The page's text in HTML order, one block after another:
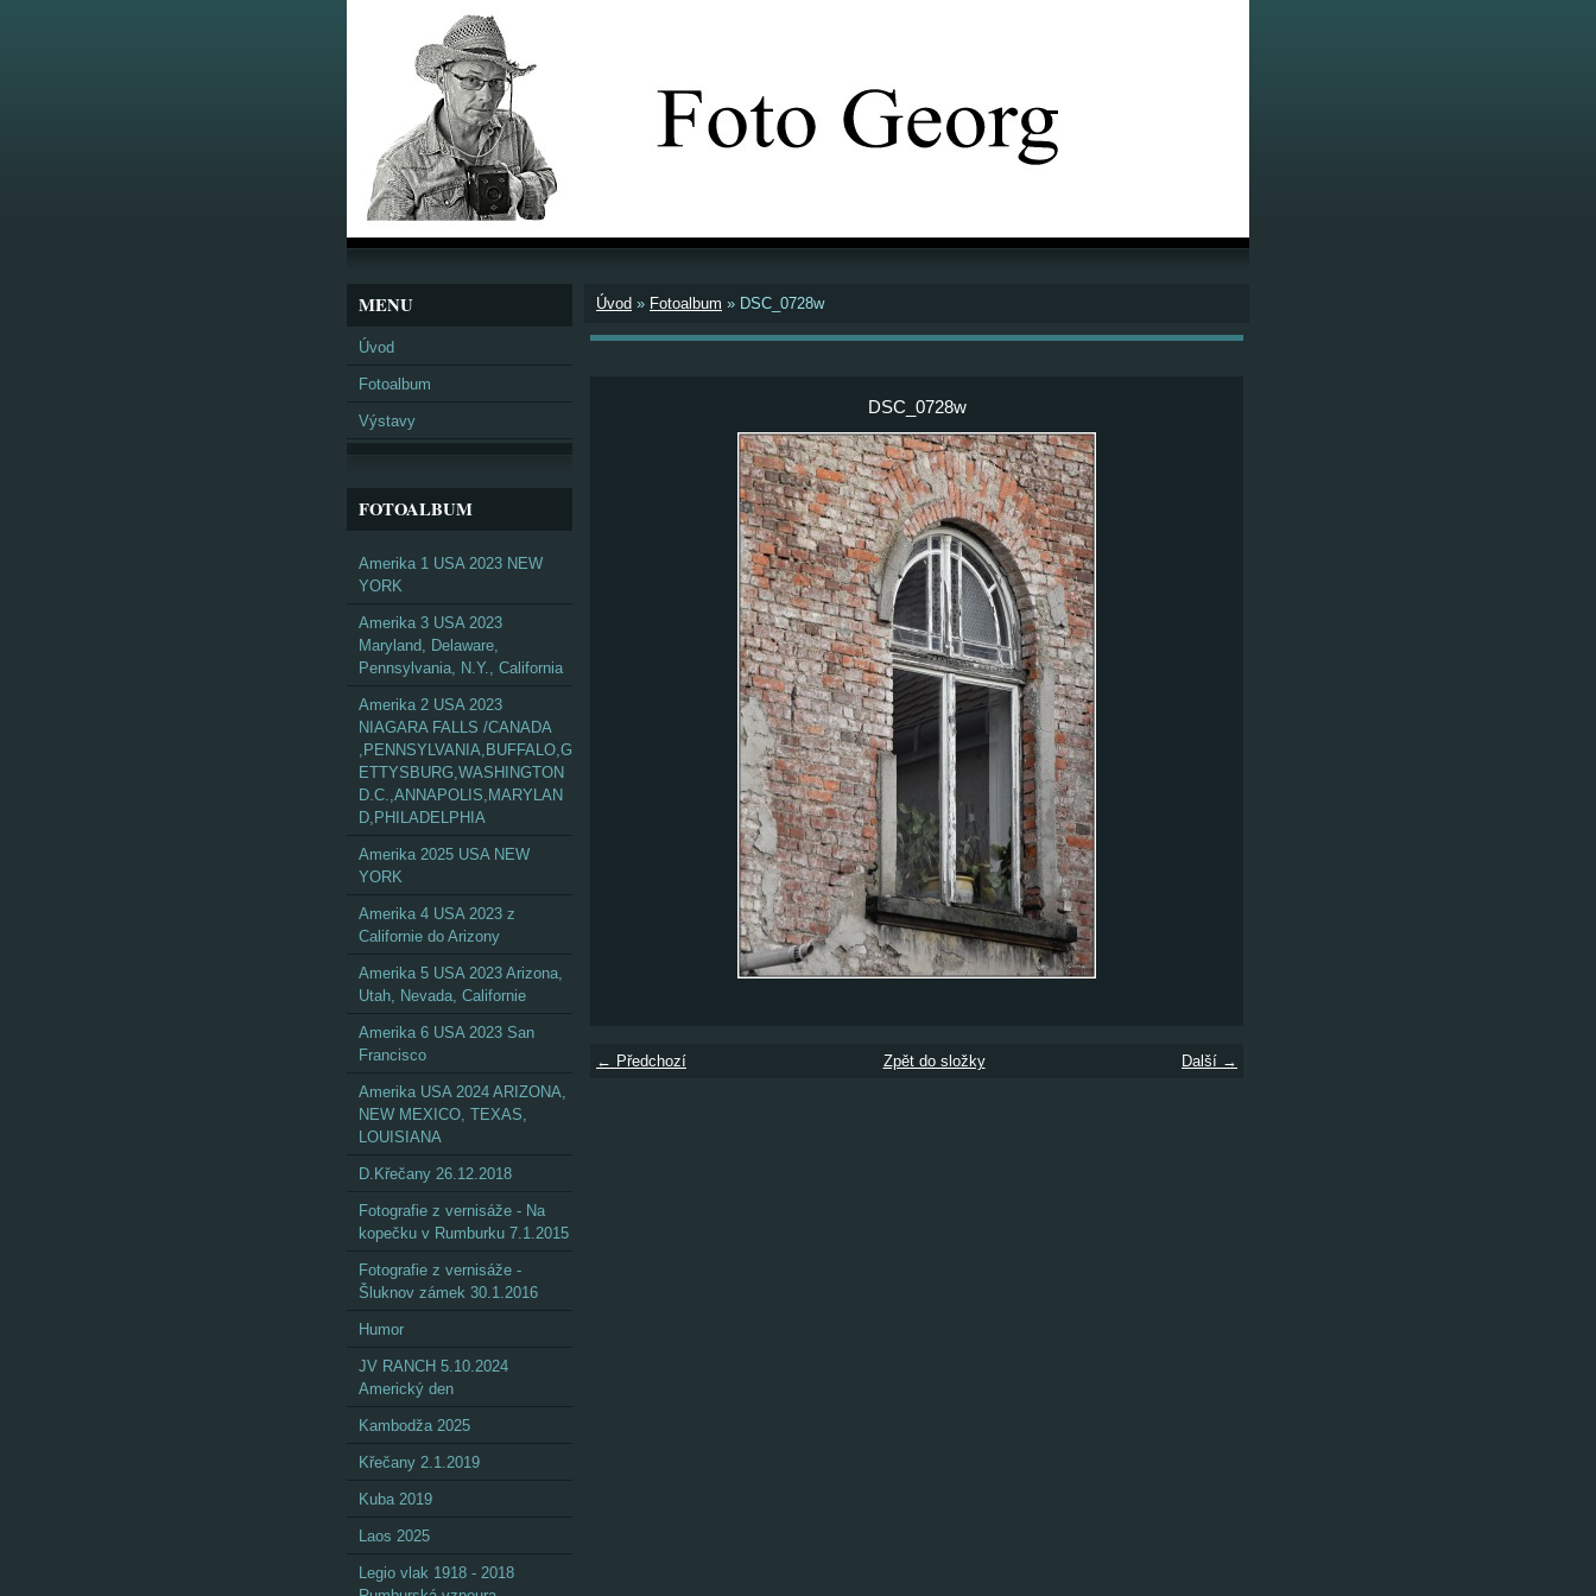
Úvod » Fotoalbum » DSC_0728w
DSC_0728w
← Předchozí Další →
Zpět do složky
MENU
Úvod
Fotoalbum
Výstavy
FOTOALBUM
Amerika 1 USA 2023 NEW
YORK
Amerika 3 USA 2023
Maryland, Delaware,
Pennsylvania, N.Y., California
Amerika 2 USA 2023
NIAGARA FALLS /CANADA
,PENNSYLVANIA,BUFFALO,G
ETTYSBURG,WASHINGTON
D.C.,ANNAPOLIS,MARYLAN
D,PHILADELPHIA
Amerika 2025 USA NEW
YORK
Amerika 4 USA 2023 z
Californie do Arizony
Amerika 5 USA 2023 Arizona,
Utah, Nevada, Californie
Amerika 6 USA 2023 San
Francisco
Amerika USA 2024 ARIZONA,
NEW MEXICO, TEXAS,
LOUISIANA
D.Křečany 26.12.2018
Fotografie z vernisáže - Na
kopečku v Rumburku 7.1.2015
Fotografie z vernisáže -
Šluknov zámek 30.1.2016
Humor
JV RANCH 5.10.2024
Americký den
Kambodža 2025
Křečany 2.1.2019
Kuba 2019
Laos 2025
Legio vlak 1918 - 2018